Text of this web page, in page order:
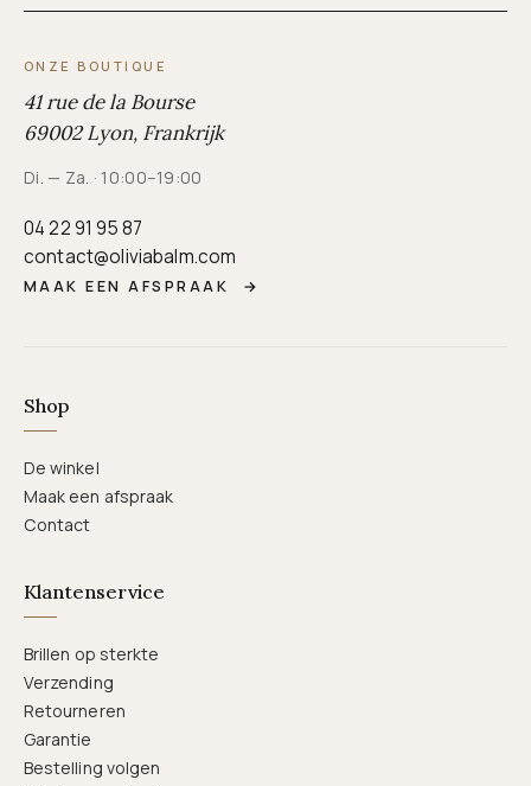
ONZE BOUTIQUE
41 rue de la Bourse
69002 Lyon, Frankrijk
Di. — Za. · 10:00–19:00
04 22 91 95 87
contact@oliviabalm.com
MAAK EEN AFSPRAAK →
Shop
De winkel
Maak een afspraak
Contact
Klantenservice
Brillen op sterkte
Verzending
Retourneren
Garantie
Bestelling volgen